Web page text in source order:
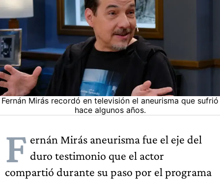
Fernán Mirás recordó en televisión el aneurisma que sufrió
hace algunos años.
F ernán Mirás aneurisma fue el eje del
duro testimonio que el actor
compartió durante su paso por el programa